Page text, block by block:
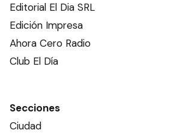
Editorial El Dia SRL
Edición Impresa
Ahora Cero Radio
Club El Día
Secciones
Ciudad